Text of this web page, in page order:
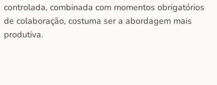
controlada, combinada com momentos obrigatórios
de colaboração, costuma ser a abordagem mais
produtiva.